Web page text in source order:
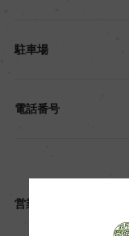
駐車場
電話番号
営業時間